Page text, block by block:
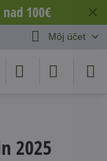
✕
100€
Môj účet
2025